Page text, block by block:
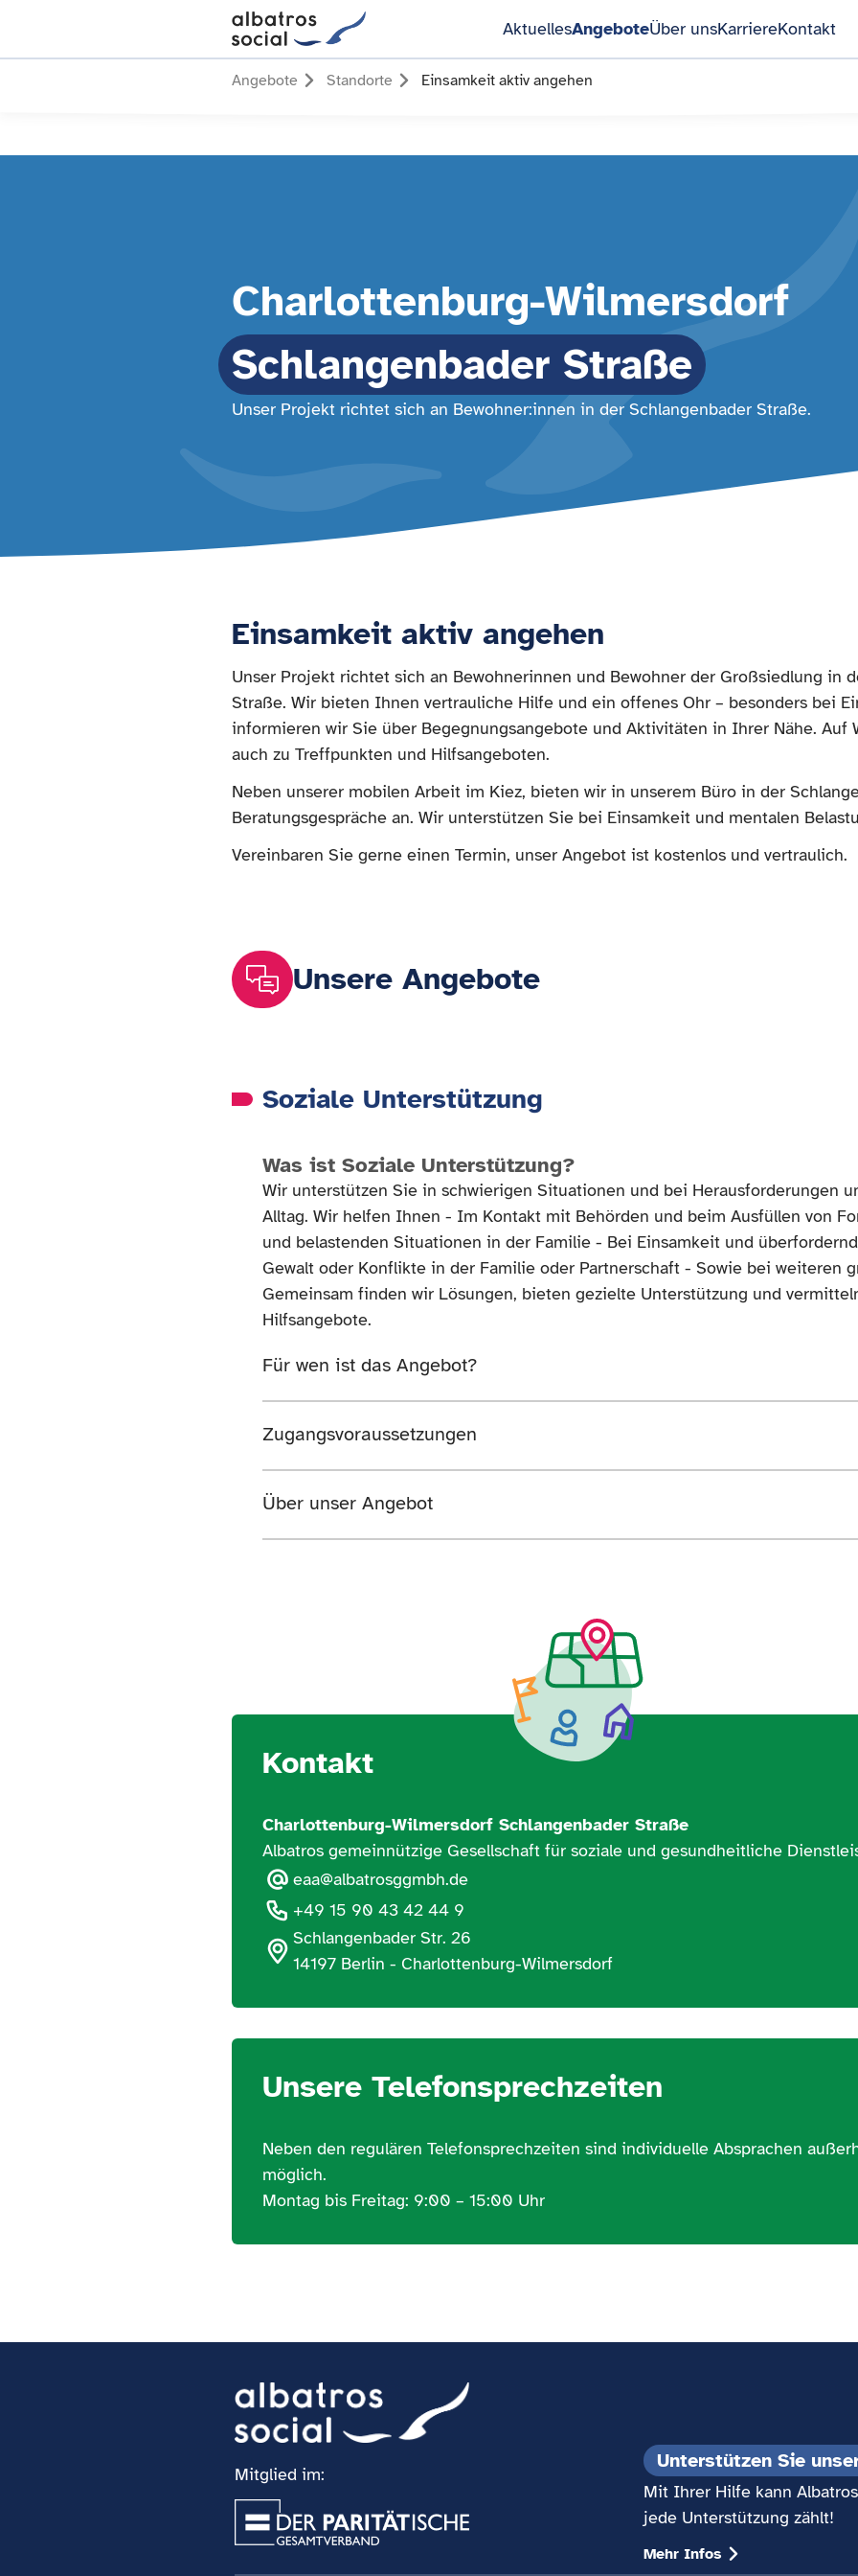
AktuellesAngeboteÜber unsKarriereKontakt
Angebote Standorte Einsamkeit aktiv angehen
Charlottenburg-Wilmersdorf
Schlangenbader Straße
Unser Projekt richtet sich an Bewohner:innen in der Schlangenbader Straße.
Einsamkeit aktiv angehen
Unser Projekt richtet sich an Bewohnerinnen und Bewohner der Großsiedlung in
Straße. Wir bieten Ihnen vertrauliche Hilfe und ein offenes Ohr – besonders bei
informieren wir Sie über Begegnungsangebote und Aktivitäten in Ihrer Nähe. Auf
auch zu Treffpunkten und Hilfsangeboten.
Neben unserer mobilen Arbeit im Kiez, bieten wir in unserem Büro in der
Beratungsgespräche an. Wir unterstützen Sie bei Einsamkeit und mentalen
Vereinbaren Sie gerne einen Termin, unser Angebot ist kostenlos und vertraulich.
Unsere Angebote
Soziale Unterstützung
Was ist Soziale Unterstützung?
Wir unterstützen Sie in schwierigen Situationen und bei Herausforderungen
Alltag. Wir helfen Ihnen - Im Kontakt mit Behörden und beim Ausfüllen von
und belastenden Situationen in der Familie - Bei Einsamkeit und
Gewalt oder Konflikte in der Familie oder Partnerschaft - Sowie bei weiteren
Gemeinsam finden wir Lösungen, bieten gezielte Unterstützung und
Hilfsangebote.
Für wen ist das Angebot?
Zugangsvoraussetzungen
Über unser Angebot
Kontakt
Charlottenburg-Wilmersdorf Schlangenbader Straße
Albatros gemeinnützige Gesellschaft für soziale und gesundheitliche
eaa@albatrosggmbh.de
+49 15 90 43 42 44 9
Schlangenbader Str. 26
14197 Berlin - Charlottenburg-Wilmersdorf
Unsere Telefonsprechzeiten
Neben den regulären Telefonsprechzeiten sind individuelle Absprachen
möglich.
Montag bis Freitag: 9:00 – 15:00 Uhr
Unterstützen Sie
Mit Ihrer Hilfe kann
jede Unterstützung zählt!
Mehr Infos
Mitglied im: